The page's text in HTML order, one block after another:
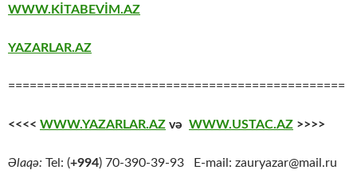
WWW.KİTABEVİM.AZ
YAZARLAR.AZ
===============================================
<<<< WWW.YAZARLAR.AZ və WWW.USTAC.AZ >>>>
Əlaqə: Tel: (+994) 70-390-39-93 E-mail: zauryazar@mail.ru